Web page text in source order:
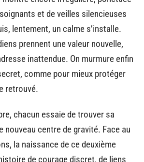
et de veilles silencieuses
lentement, un calme s’installe.
prennent une valeur nouvelle,
inattendue. On murmure enfin
comme pour mieux protéger
retrouvé.
chacun essaie de trouver sa
nouveau centre de gravité. Face au
la naissance de ce deuxième
de courage discret, de liens